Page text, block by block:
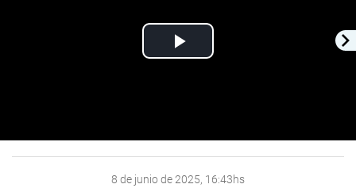
Play
8 de junio de 2025, 16:43hs